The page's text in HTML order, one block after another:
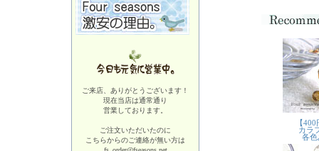
ご来店、ありがとうございます！
現在当店は通常通り
営業しております。
ご注文いただいたのに
こちらからのご連絡が無い方は